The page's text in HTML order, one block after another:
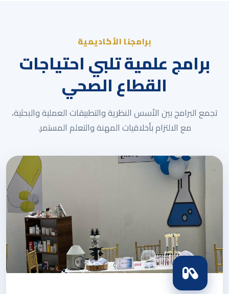
برامجنا الأكاديمية
برامج علمية تلبي احتياجات
القطاع الصحي
تجمع البرامج بين الأسس النظرية والتطبيقات العملية والبحثية،
مع الالتزام بأخلاقيات المهنة والتعلم المستمر.